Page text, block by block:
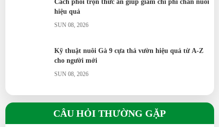
Cách phối trộn thức ăn giúp giảm chi phí chăn nuôi
hiệu quả
SUN 08, 2026
Kỹ thuật nuôi Gà 9 cựa thả vườn hiệu quả từ A-Z
cho người mới
SUN 08, 2026
cần biết
SAT 07, 2026
CÂU HỎI THƯỜNG GẶP